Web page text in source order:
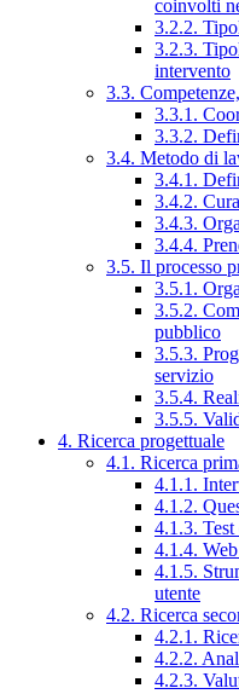
coinvolti
3.2.2.
3.2.3.
intervento
3.3.
3.3.1.
3.3.2.
3.4. Metodo di
3.4.1.
3.4.2.
3.4.3.
3.4.4.
3.5. Il processo
3.5.1.
3.5.2.
pubblico
3.5.3.
servizio
3.5.4.
3.5.5.
4. Ricerca progettuale
4.1. Ricerca
4.1.1.
4.1.2.
4.1.3.
4.1.4.
4.1.5.
utente
4.2. Ricerca
4.2.1.
4.2.2.
4.2.3.